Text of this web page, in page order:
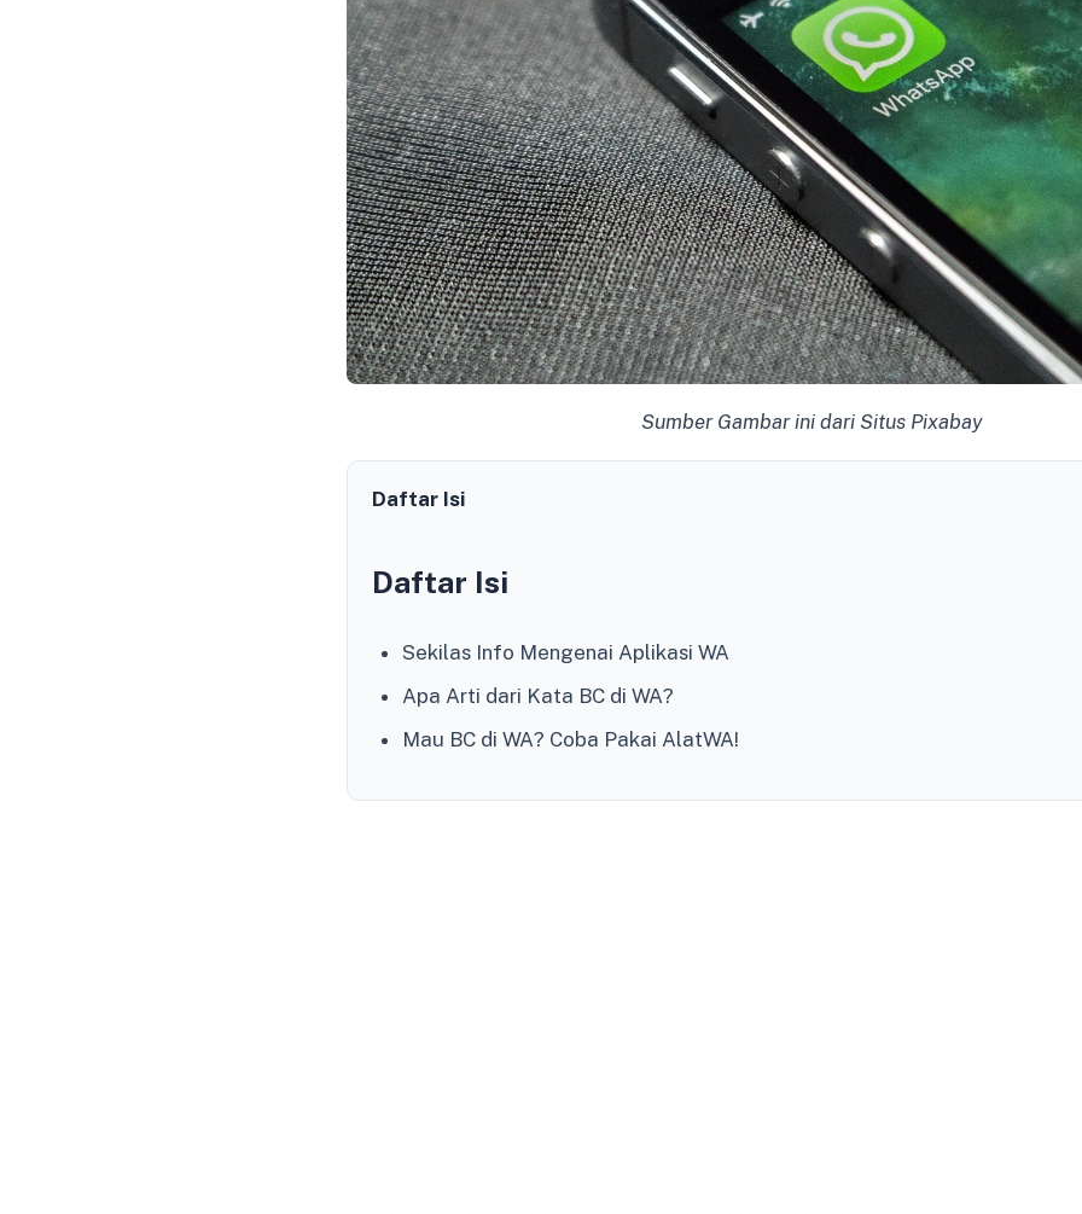
Sumber Gambar ini dari Situs Pixabay
Daftar Isi
Daftar Isi
Sekilas Info Mengenai Aplikasi WA
Apa Arti dari Kata BC di WA?
Mau BC di WA? Coba Pakai AlatWA!